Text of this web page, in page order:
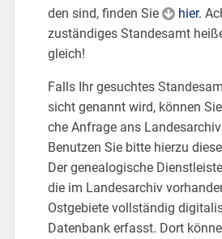
den sind, fin­den Sie
hier.
zu­stän­di­ges Stan­des­amt
gleich!
Falls Ihr ge­such­tes
sicht ge­nannt wird, kön­nen
che An­fra­ge ans
Be­nut­zen Sie bitte hier­zu
Der ge­nea­lo­gi­sche
die im Lan­des­ar­chiv
Ost­ge­bie­te voll­stän­dig
Da­ten­bank er­fasst. Dort